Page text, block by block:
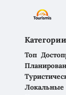
Категории
Топ